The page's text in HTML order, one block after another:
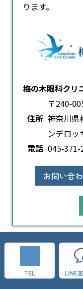
ります。
梅の木眼科クリ
住所
〒240-
神奈川県
ンデロッ
電話 045-371-
お問い合
医院概要
TEL LINE